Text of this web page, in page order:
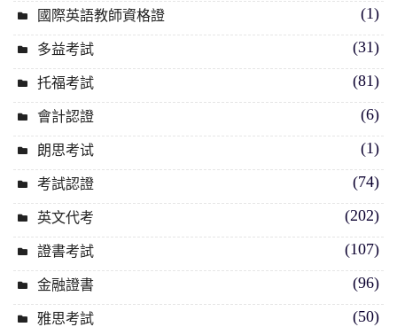
國際英語教師資格證 (1)
多益考試 (31)
托福考試 (81)
會計認證 (6)
朗思考试 (1)
考試認證 (74)
英文代考 (202)
證書考試 (107)
金融證書 (96)
雅思考試 (50)